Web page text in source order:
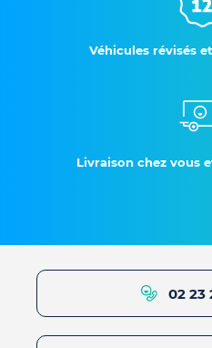
Véhicules révisés
Livraison chez vous
02 23